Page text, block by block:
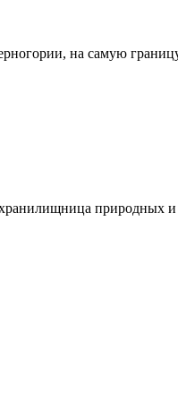
на самую
природных